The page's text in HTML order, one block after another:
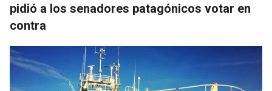
pidió a los senadores patagónicos votar en
contra